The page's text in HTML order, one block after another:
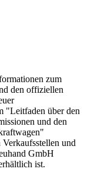
zum
den offiziellen
"Leitfaden über den
und den
und
GmbH
ist.